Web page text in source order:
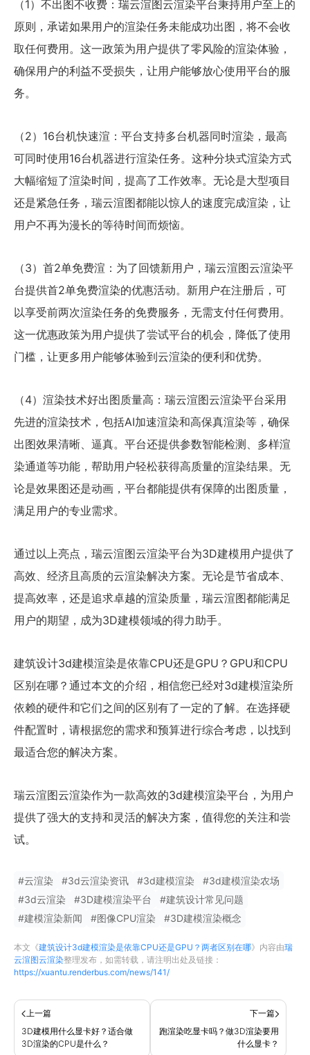
（1）不出图不收费：瑞云渲图云渲染平台秉持用户至上的
原则，承诺如果用户的渲染任务未能成功出图，将不会收
取任何费用。这一政策为用户提供了零风险的渲染体验，
确保用户的利益不受损失，让用户能够放心使用平台的服
务。
（2）16台机快速渲：平台支持多台机器同时渲染，最高
可同时使用16台机器进行渲染任务。这种分块式渲染方式
大幅缩短了渲染时间，提高了工作效率。无论是大型项目
还是紧急任务，瑞云渲图都能以惊人的速度完成渲染，让
用户不再为漫长的等待时间而烦恼。
（3）首2单免费渲：为了回馈新用户，瑞云渲图云渲染平
台提供首2单免费渲染的优惠活动。新用户在注册后，可
以享受前两次渲染任务的免费服务，无需支付任何费用。
这一优惠政策为用户提供了尝试平台的机会，降低了使用
门槛，让更多用户能够体验到云渲染的便利和优势。
（4）渲染技术好出图质量高：瑞云渲图云渲染平台采用
先进的渲染技术，包括AI加速渲染和高保真渲染等，确保
出图效果清晰、逼真。平台还提供参数智能检测、多样渲
染通道等功能，帮助用户轻松获得高质量的渲染结果。无
论是效果图还是动画，平台都能提供有保障的出图质量，
满足用户的专业需求。
通过以上亮点，瑞云渲图云渲染平台为3D建模用户提供了
高效、经济且高质的云渲染解决方案。无论是节省成本、
提高效率，还是追求卓越的渲染质量，瑞云渲图都能满足
用户的期望，成为3D建模领域的得力助手。
建筑设计3d建模渲染是依靠CPU还是GPU？GPU和CPU
区别在哪？通过本文的介绍，相信您已经对3d建模渲染所
依赖的硬件和它们之间的区别有了一定的了解。在选择硬
件配置时，请根据您的需求和预算进行综合考虑，以找到
最适合您的解决方案。
瑞云渲图云渲染作为一款高效的3d建模渲染平台，为用户
提供了强大的支持和灵活的解决方案，值得您的关注和尝
试。
#云渲染 #3d云渲染资讯 #3d建模渲染 #3d建模渲染农场
#3d云渲染 #3D建模渲染平台 #建筑设计常见问题
#建模渲染新闻 #图像CPU渲染 #3D建模渲染概念
本文《建筑设计3d建模渲染是依靠CPU还是GPU？两者区别在哪》内容由瑞
云渲图云渲染整理发布，如需转载，请注明出处及链接：
https://xuantu.renderbus.com/news/141/
上一篇
3D建模用什么显卡好？适合做
3D渲染的CPU是什么？
下一篇
跑渲染吃显卡吗？做3D渲染要用
什么显卡？